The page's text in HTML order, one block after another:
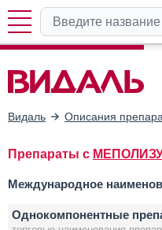
Видаль Описания
Препараты с
Международное
Однокомпонентные